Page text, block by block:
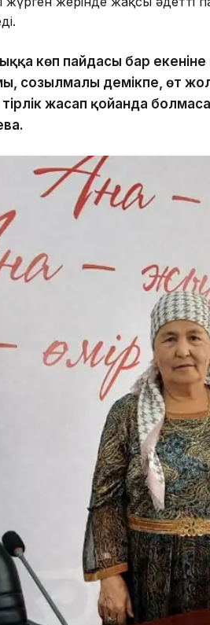
көп пайдасы бар
созылмалы демікпе, өт
тірлік жасап қойғанда